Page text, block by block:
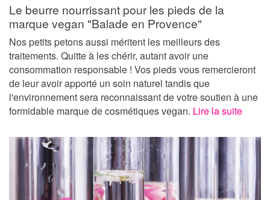
Le beurre nourrissant pour les pieds de la
marque vegan "Balade en Provence"
Nos petits petons aussi méritent les meilleurs des
traitements. Quitte à les chérir, autant avoir une
consommation responsable ! Vos pieds vous remercieront
de leur avoir apporté un soin naturel tandis que
l'environnement sera reconnaissant de votre soutien à une
formidable marque de cosmétiques vegan. Lire la suite